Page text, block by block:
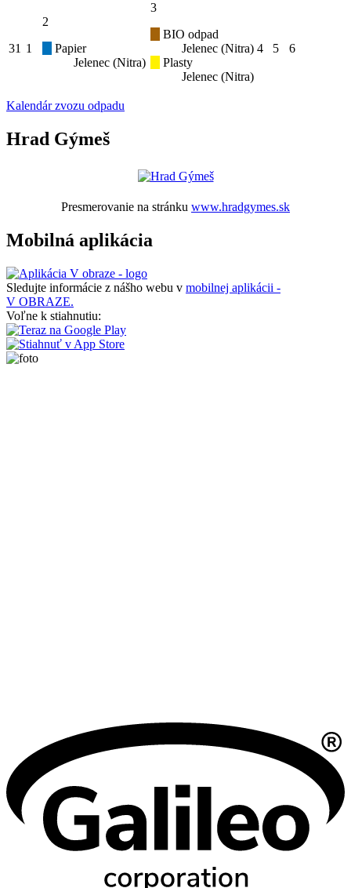
31 1
2
Papier
Jelenec (Nitra)
3
BIO odpad
Jelenec (Nitra)
Plasty
Jelenec (Nitra)
4 5 6
Kalendár zvozu odpadu
Hrad Gýmeš
Presmerovanie na stránku www.hradgymes.sk
Mobilná aplikácia
Sledujte informácie z nášho webu v mobilnej aplikácii -
V OBRAZE.
Voľne k stiahnutiu: